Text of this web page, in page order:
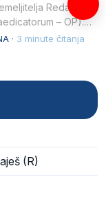
Reda
– OP).
ljubavlju prema
· 3 minute čitanja
(R)